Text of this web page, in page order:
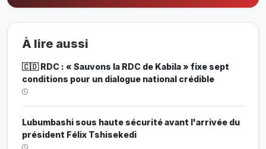
À lire aussi
🇨🇩 RDC : « Sauvons la RDC de Kabila » fixe sept
conditions pour un dialogue national crédible
Lubumbashi sous haute sécurité avant l'arrivée du
président Félix Tshisekedi